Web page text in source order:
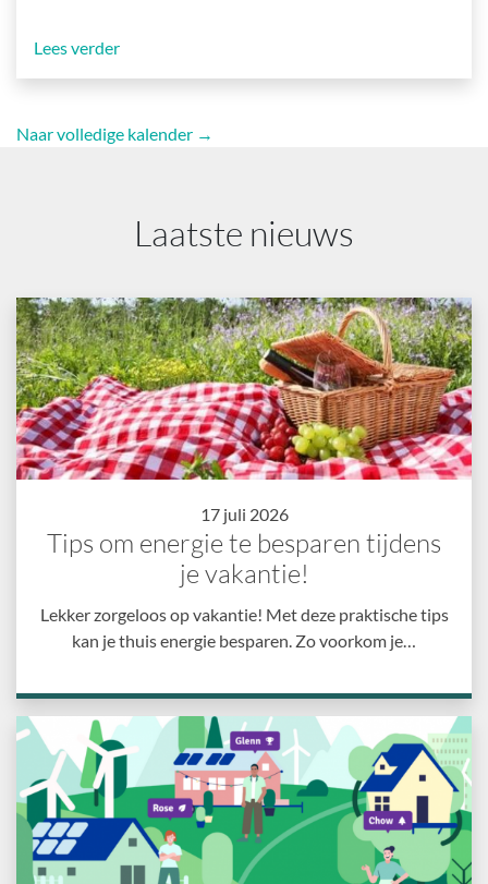
Lees verder
Naar volledige kalender →
Laatste nieuws
17 juli 2026
Tips om energie te besparen tijdens
je vakantie!
Lekker zorgeloos op vakantie! Met deze praktische tips
kan je thuis energie besparen. Zo voorkom je…